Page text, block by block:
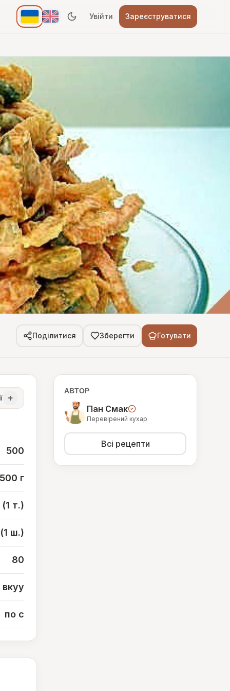
Увійти Зареєструватися
Поділитися Зберегти Готувати
+
500
500 г
(1 т.)
ш.)
80
вкуу
по с
АВТОР
Пан Смак
Перевірений кухар
Всі рецепти